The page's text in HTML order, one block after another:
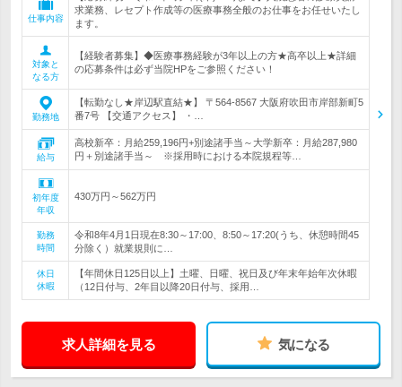
仕事内容
求業務、レセプト作成等の医療事務全般のお仕事をお任せいたし
ます。
対象と
なる方
【経験者募集】◆医療事務経験が3年以上の方★高卒以上★詳細
の応募条件は必ず当院HPをご参照ください！
勤務地
【転勤なし★岸辺駅直結★】 〒564-8567 大阪府吹田市岸部新町5
番7号 【交通アクセス】 ・…
給与
高校新卒：月給259,196円+別途諸手当～大学新卒：月給287,980
円＋別途諸手当～ ※採用時における本院規程等…
初年度
年収
430万円～562万円
勤務
時間
令和8年4月1日現在8:30～17:00、8:50～17:20(うち、休憩時間45
分除く）就業規則に…
休日
休暇
【年間休日125日以上】土曜、日曜、祝日及び年末年始年次休暇
（12日付与、2年目以降20日付与、採用…
求人詳細を見る 気になる